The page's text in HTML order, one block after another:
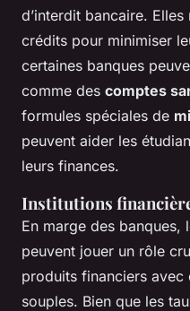
d’interdit bancaire. Elles
crédits pour minimiser
certaines banques
comme des comptes
formules spéciales de
peuvent aider les
leurs finances.
Institutions
En marge des banques,
peuvent jouer un rôle
produits financiers
souples. Bien que les